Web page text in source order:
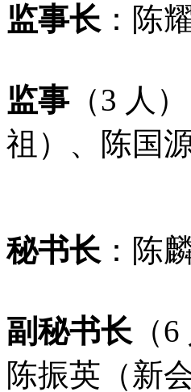
监事长： 陈
监事（3 人）
祖）、陈国
秘书长：陈
副秘书长（6
陈振英（新